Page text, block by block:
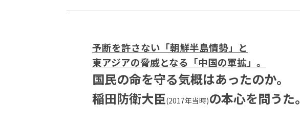
予断を許さない「朝鮮半島情勢」と
東アジアの脅威となる「中国の軍拡」。
国民の命を守る気概はあったのか。
稲田防衛大臣(2017年当時)の本心を問うた。